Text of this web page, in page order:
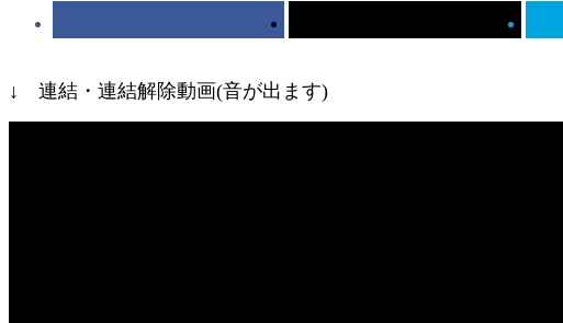
↓ 連結・連結解除動画(音が出ます)